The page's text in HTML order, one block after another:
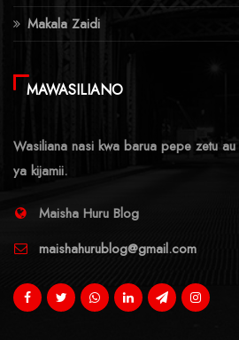
Makala Zaidi
MAWASILIANO
Wasiliana nasi kwa barua pepe zetu
ya kijamii.
Maisha Huru Blog
maishahurublog@gmail.com